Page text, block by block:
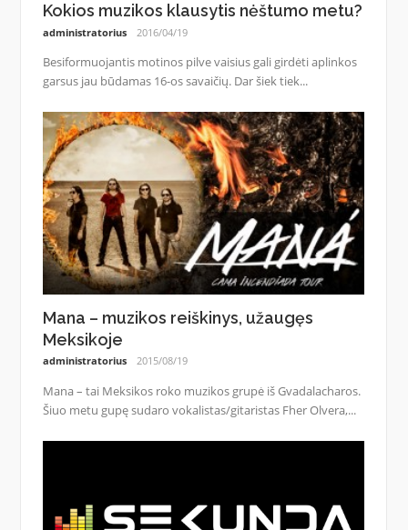
Kokios muzikos klausytis nėštumo metu?
administratorius 2016/04/19
Besiformuojantis motinos pilve vaisius gali girdėti aplinkos
garsus jau būdamas 16-os savaičių. Dar šiek tiek...
Mana – muzikos reiškinys, užaugęs
Meksikoje
administratorius 2015/08/19
Mana – tai Meksikos roko muzikos grupė iš Gvadalacharos.
Šiuo metu gupę sudaro vokalistas/gitaristas Fher Olvera,...